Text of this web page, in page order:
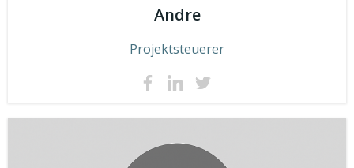
Andre
Projektsteuerer